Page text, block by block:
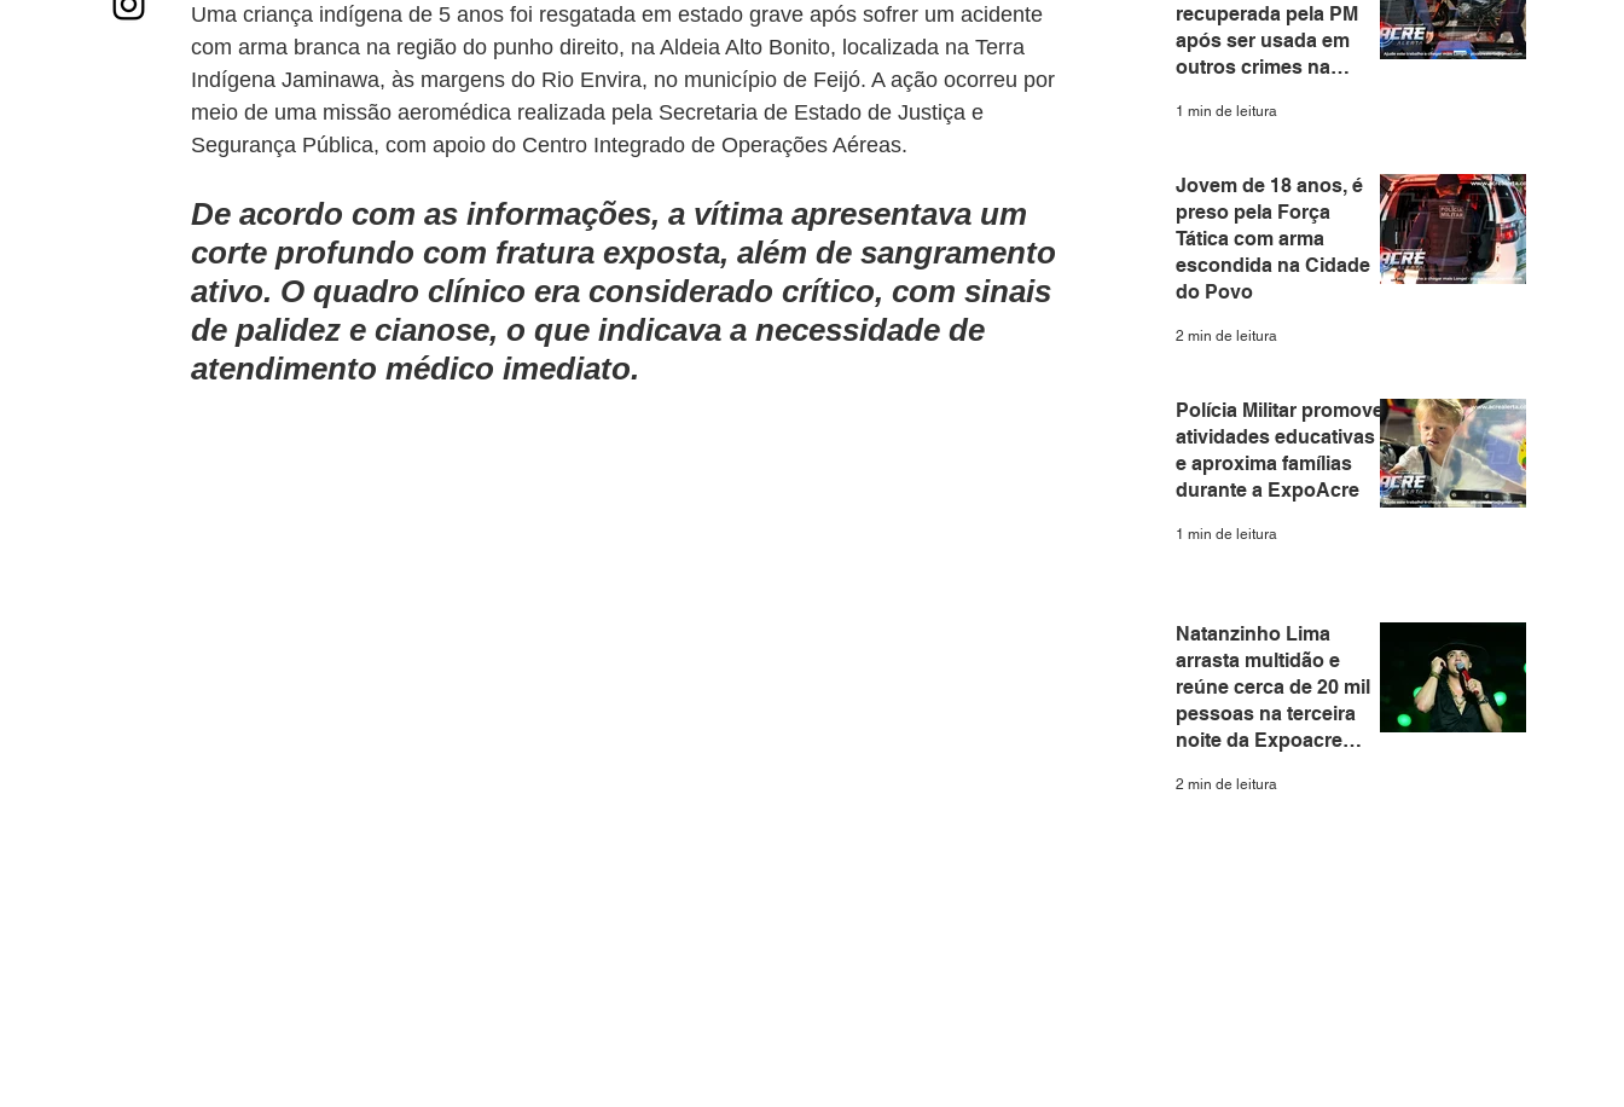
Uma criança indígena de 5 anos foi resgatada em estado grave após sofrer um acidente
com arma branca na região do punho direito, na Aldeia Alto Bonito, localizada na Terra
Indígena Jaminawa, às margens do Rio Envira, no município de Feijó. A ação ocorreu por
meio de uma missão aeromédica realizada pela Secretaria de Estado de Justiça e
Segurança Pública, com apoio do Centro Integrado de Operações Aéreas.
De acordo com as informações, a vítima apresentava um
corte profundo com fratura exposta, além de sangramento
ativo. O quadro clínico era considerado crítico, com sinais
de palidez e cianose, o que indicava a necessidade de
atendimento médico imediato.
recuperada pela PM
após ser usada em
outros crimes na
1 min de leitura
Jovem de 18 anos, é
preso pela Força
Tática com arma
escondida na Cidade
do Povo
2 min de leitura
Polícia Militar promove
atividades educativas
e aproxima famílias
durante a ExpoAcre
1 min de leitura
Natanzinho Lima
arrasta multidão e
reúne cerca de 20 mil
pessoas na terceira
noite da Expoacre
2 min de leitura